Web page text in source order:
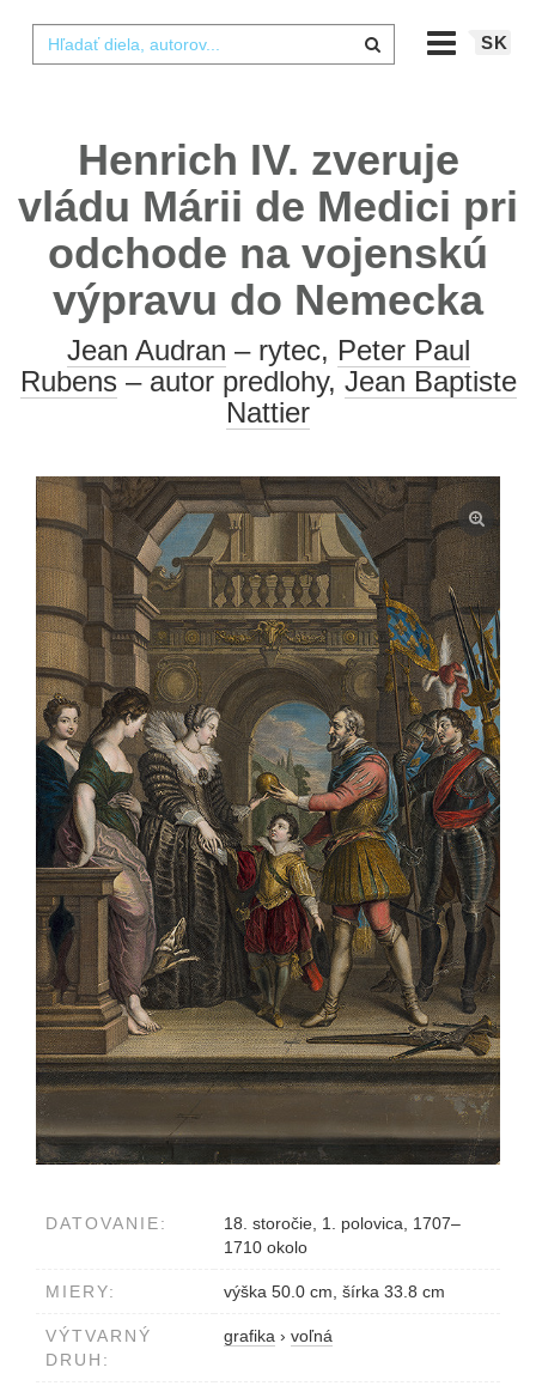
SK
Henrich IV. zveruje
vládu Márii de Medici pri
odchode na vojenskú
výpravu do Nemecka
Jean Audran – rytec, Peter Paul
Rubens – autor predlohy, Jean Baptiste
Nattier
DATOVANIE:
18. storočie, 1. polovica, 1707–
1710 okolo
MIERY: výška 50.0 cm, šírka 33.8 cm
VÝTVARNÝ
DRUH:
grafika › voľná